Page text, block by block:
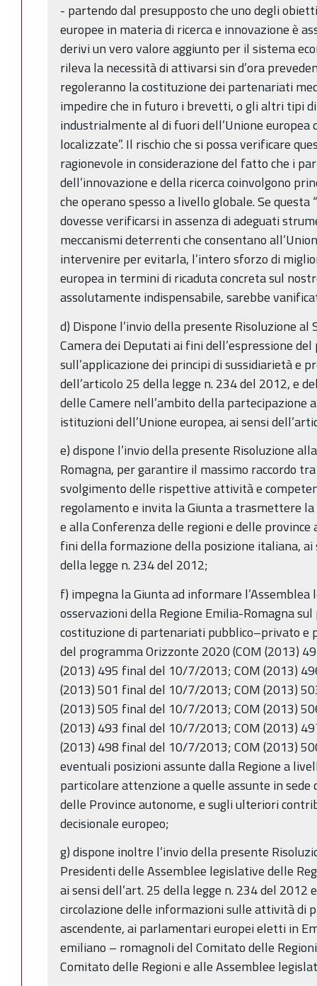
- partendo dal presupposto che uno degli
europee in materia di ricerca e innovazione è
derivi un vero valore aggiunto per il sistema
rileva la necessità di attivarsi sin d’ora
regoleranno la costituzione dei partenariati
impedire che in futuro i brevetti, o gli altri tipi
industrialmente al di fuori dell’Unione europea
localizzate”. Il rischio che si possa verificare
ragionevole in considerazione del fatto che i
dell’innovazione e della ricerca coinvolgono
che operano spesso a livello globale. Se
dovesse verificarsi in assenza di adeguati
meccanismi deterrenti che consentano
intervenire per evitarla, l’intero sforzo di
europea in termini di ricaduta concreta sul
assolutamente indispensabile, sarebbe
d) Dispone l’invio della presente Risoluzione al
Camera dei Deputati ai fini dell’espressione
sull’applicazione dei principi di sussidiarietà e
dell’articolo 25 della legge n. 234 del 2012, e
delle Camere nell’ambito della partecipazione
istituzioni dell’Unione europea, ai sensi
e) dispone l’invio della presente Risoluzione
Romagna, per garantire il massimo raccordo
svolgimento delle rispettive attività e
regolamento e invita la Giunta a trasmettere
e alla Conferenza delle regioni e delle
fini della formazione della posizione italiana, ai
della legge n. 234 del 2012;
f) impegna la Giunta ad informare
osservazioni della Regione Emilia-Romagna
costituzione di partenariati pubblico–privato e
del programma Orizzonte 2020 (COM (2013)
(2013) 495 final del 10/7/2013; COM (2013)
(2013) 501 final del 10/7/2013; COM (2013)
(2013) 505 final del 10/7/2013; COM (2013)
(2013) 493 final del 10/7/2013; COM (2013)
(2013) 498 final del 10/7/2013; COM (2013)
eventuali posizioni assunte dalla Regione a
particolare attenzione a quelle assunte in sede
delle Province autonome, e sugli ulteriori
decisionale europeo;
g) dispone inoltre l’invio della presente
Presidenti delle Assemblee legislative delle
ai sensi dell’art. 25 della legge n. 234 del 2012
circolazione delle informazioni sulle attività di
ascendente, ai parlamentari europei eletti in
emiliano – romagnoli del Comitato delle
Comitato delle Regioni e alle Assemblee